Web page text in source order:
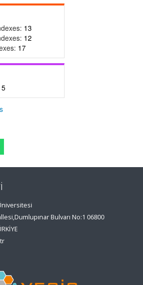
13
12
17
5
Bulvarı No:1 06800